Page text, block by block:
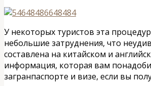
У некоторых туристов эта
небольшие затруднения, что
составлена на китайском и
информация, которая вам
загранпаспорте и визе, если вы